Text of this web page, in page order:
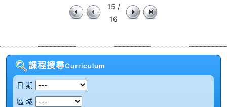
15 /
16
課程搜尋Curriculum
日 期
區 域